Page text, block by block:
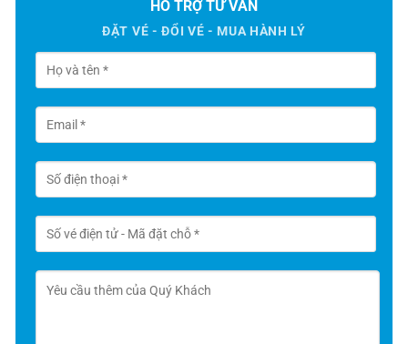
HỖ TRỢ TƯ VẤN
ĐẶT VÉ - ĐỔI VÉ - MUA HÀNH LÝ